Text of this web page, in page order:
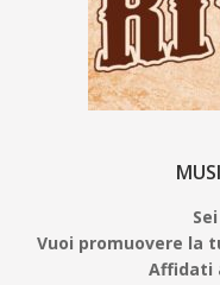
Vuoi promuovere la
Affidati